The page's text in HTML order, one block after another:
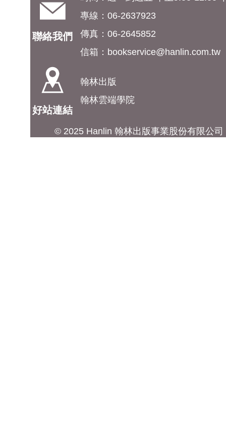
聯絡我們
專線：06-2637923
傳真：06-2645852
信箱： bookservice@hanlin.com.tw
好站連結
翰林出版
翰林雲端學院
© 2025 Hanlin 翰林出版事業股份有限公司